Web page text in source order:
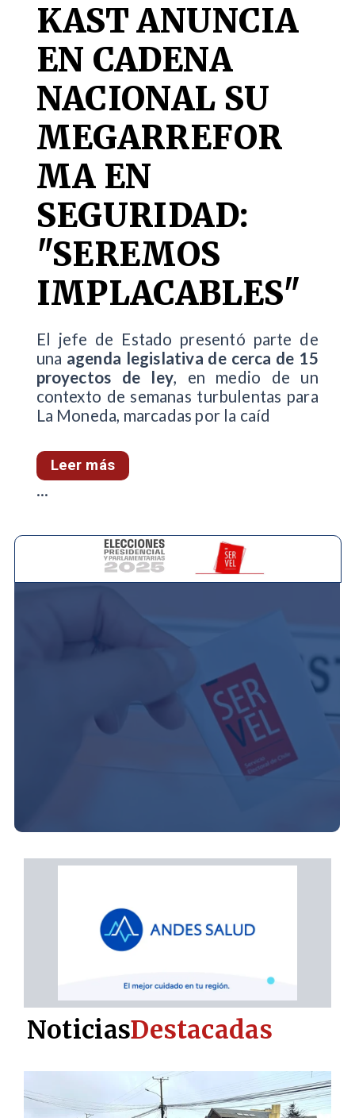
KAST ANUNCIA
EN CADENA
NACIONAL SU
MEGARREFOR
MA EN
SEGURIDAD:
"SEREMOS
IMPLACABLES"
El jefe de Estado presentó parte de
una agenda legislativa de cerca de 15
proyectos de ley, en medio de un
contexto de semanas turbulentas para
La Moneda, marcadas por la caíd
Leer más
...
NoticiasDestacadas